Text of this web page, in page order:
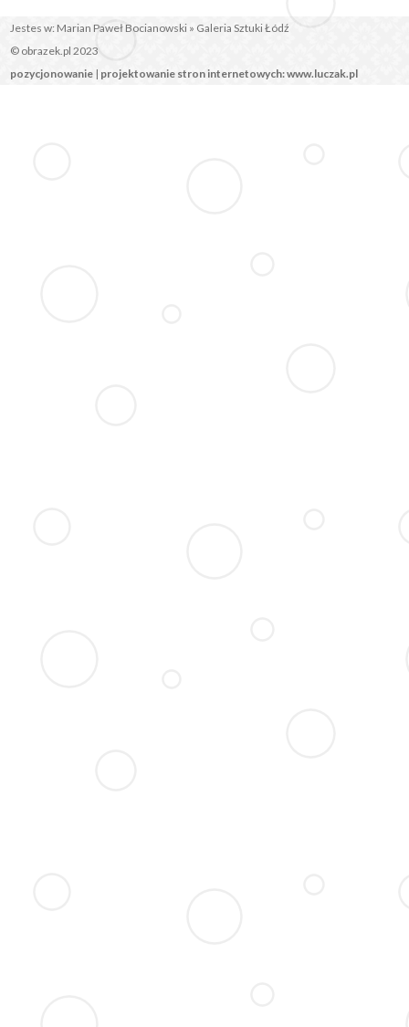
Jestes w: Marian Paweł Bocianowski » Galeria Sztuki Łódź
© obrazek.pl 2023
pozycjonowanie | projektowanie stron internetowych: www.luczak.pl